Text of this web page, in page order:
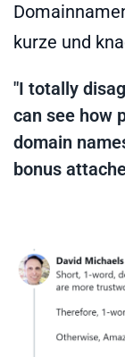
kurze und
"I totally
can see how
domain
bonus